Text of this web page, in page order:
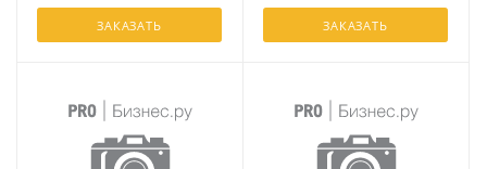
ЗАКАЗАТЬ ЗАКАЗАТЬ